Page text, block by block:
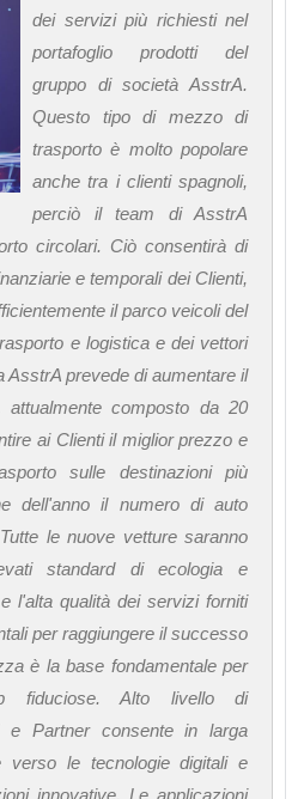
dei servizi più richiesti nel
portafoglio prodotti del
gruppo di società AsstrA.
Questo tipo di mezzo di
trasporto è molto popolare
anche tra i clienti spagnoli,
perciò il team di AsstrA
circolari. Ciò consentirà di
e temporali dei Clienti,
il parco veicoli del
e logistica e dei vettori
AsstrA prevede di aumentare il
attualmente composto da 20
ai Clienti il miglior prezzo e
sulle destinazioni più
dell'anno il numero di auto
le nuove vetture saranno
standard di ecologia e
l'alta qualità dei servizi forniti
per raggiungere il successo
è la base fondamentale per
fiduciose. Alto livello di
e Partner consente in larga
verso le tecnologie digitali e